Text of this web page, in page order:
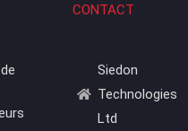
CONTACT
Siedon
Technologies
Ltd